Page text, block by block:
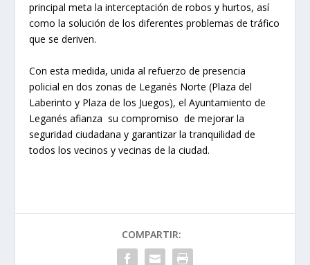
principal meta la interceptación de robos y hurtos, así
como la solución de los diferentes problemas de tráfico
que se deriven.
Con esta medida, unida al refuerzo de presencia
policial en dos zonas de Leganés Norte (Plaza del
Laberinto y Plaza de los Juegos), el Ayuntamiento de
Leganés afianza su compromiso de mejorar la
seguridad ciudadana y garantizar la tranquilidad de
todos los vecinos y vecinas de la ciudad.
COMPARTIR: